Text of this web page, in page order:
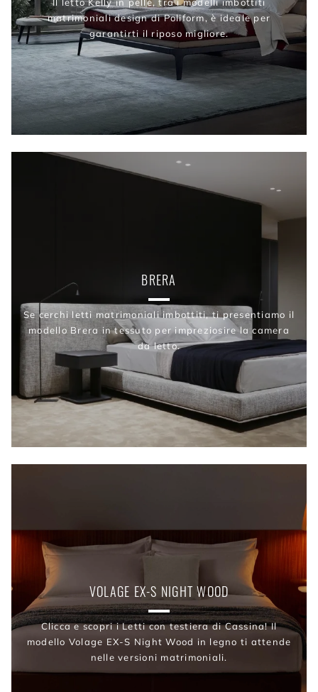
Il letto Kelly in pelle, tra i modelli imbottiti
matrimoniali design di Poliform, è ideale per
garantirti il riposo migliore.
BRERA
Se cerchi letti matrimoniali imbottiti, ti presentiamo il
modello Brera in tessuto per impreziosire la camera
da letto.
VOLAGE EX-S NIGHT WOOD
Clicca e scopri i Letti con testiera di Cassina! Il
modello Volage EX-S Night Wood in legno ti attende
nelle versioni matrimoniali.